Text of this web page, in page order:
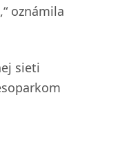
oznámila
sieti